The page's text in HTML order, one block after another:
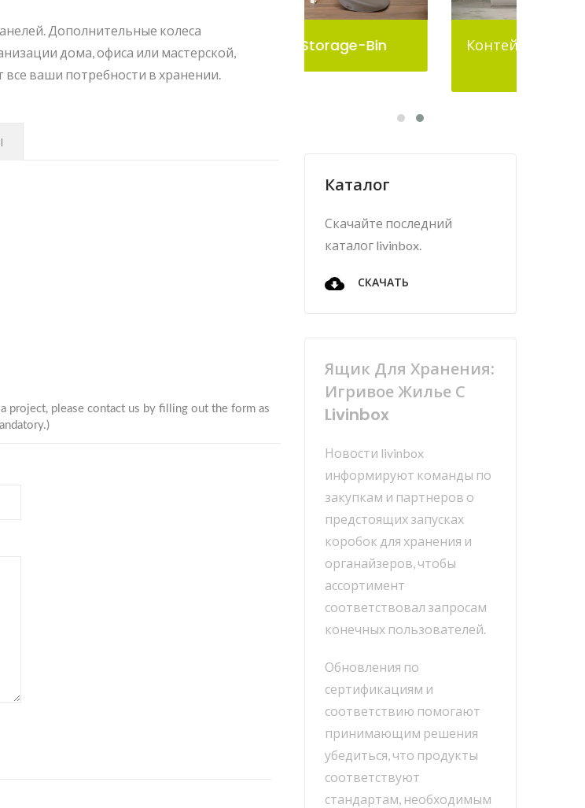
Дополнительные колеса
дома, офиса или мастерской,
все ваши потребности в хранении.
BuBu-Storage-Bin
Контейнер Для Хранения
Pelican
Каталог
Скачайте последний
каталог livinbox.
СКАЧАТЬ
Ящик Для Хранения:
Игривое Жилье С
Livinbox
Новости livinbox
информируют команды по
закупкам и партнеров о
предстоящих запусках
коробок для хранения и
органайзеров, чтобы
ассортимент
соответствовал запросам
конечных пользователей.
Обновления по
сертификациям и
соответствию помогают
принимающим решения
убедиться, что продукты
соответствуют
стандартам, необходимым